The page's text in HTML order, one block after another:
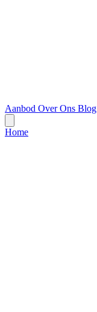
Aanbod Over Ons Blog
Home